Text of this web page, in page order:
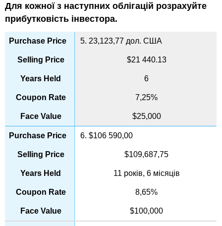
Для кожної з наступних облігацій розрахуйте
прибутковість інвестора.
5. 23,123,77 дол. США
$21 440.13
6
7,25%
$25,000
6. $106 590,00
$109,687,75
11 років, 6 місяців
8,65%
$100,000